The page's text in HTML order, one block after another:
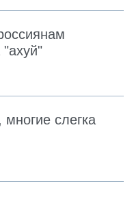
"ахуй"
слегка